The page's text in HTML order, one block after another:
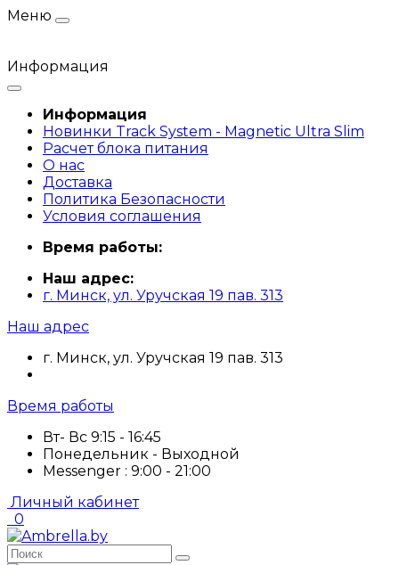
Меню
Информация
Информация
Новинки Track System - Magnetic Ultra Slim
Расчет блока питания
О нас
Доставка
Политика Безопасности
Условия соглашения
Время работы:
Наш адрес:
г. Минск, ул. Уручская 19 пав. 313
Наш адрес
г. Минск, ул. Уручская 19 пав. 313
Время работы
Вт- Вс 9:15 - 16:45
Понедельник - Выходной
Messenger : 9:00 - 21:00
Личный кабинет
0